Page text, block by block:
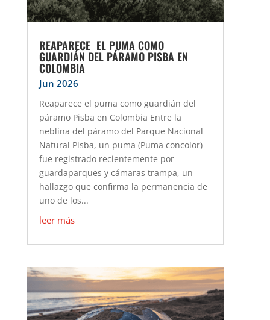
REAPARECE EL PUMA COMO
GUARDIÁN DEL PÁRAMO PISBA EN
COLOMBIA
Jun 2026
Reaparece el puma como guardián del
páramo Pisba en Colombia Entre la
neblina del páramo del Parque Nacional
Natural Pisba, un puma (Puma concolor)
fue registrado recientemente por
guardaparques y cámaras trampa, un
hallazgo que confirma la permanencia de
uno de los...
leer más